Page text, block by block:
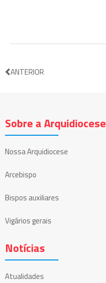
ANTERIOR
Sobre a Arquidiocese
Nossa Arquidiocese
Arcebispo
Bispos auxiliares
Vigários gerais
Notícias
Atualidades